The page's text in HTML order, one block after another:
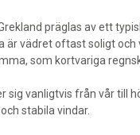
präglas av ett
är vädret oftast soligt
som kortvariga
sig vanligtvis från vår till
stabila vindar.